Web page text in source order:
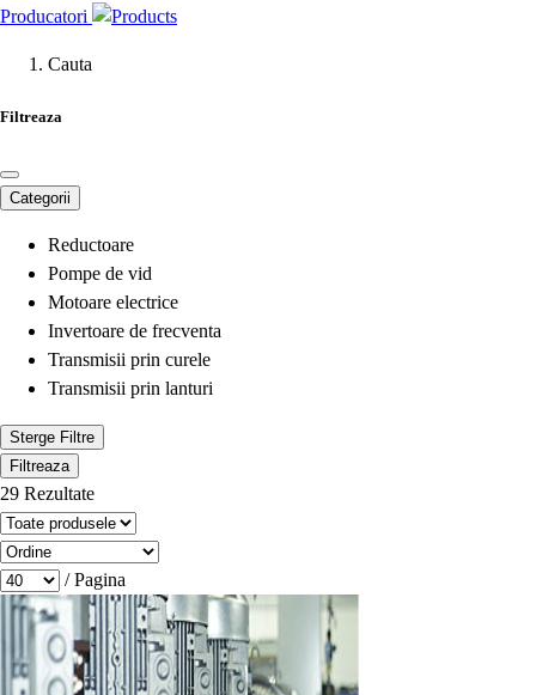
Producatori
Cauta
Filtreaza
Categorii
Reductoare
Pompe de vid
Motoare electrice
Invertoare de frecventa
Transmisii prin curele
Transmisii prin lanturi
Sterge Filtre
Filtreaza
29 Rezultate
/ Pagina